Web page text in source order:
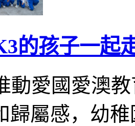
的孩子一起
愛國愛澳教
歸屬感，幼